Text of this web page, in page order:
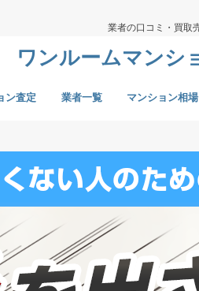
業者の口コミ・買取
ワンルームマンシ
ン査定 業者一覧 マンション相場